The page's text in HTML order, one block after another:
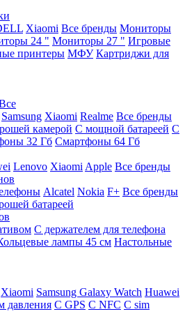
Xiaomi Все бренды Мониторы
24 " Мониторы 27 " Игровые
принтеры МФУ Картриджи для
Samsung Xiaomi Realme Все бренды
камерой С мощной батареей С
32 Гб Смартфоны 64 Гб
Lenovo Xiaomi Apple Все бренды
Alcatel Nokia F+ Все бренды
батареей
C держателем для телефона
лампы 45 см Настольные
Xiaomi Samsung Galaxy Watch Huawei
давления C GPS C NFC C sim